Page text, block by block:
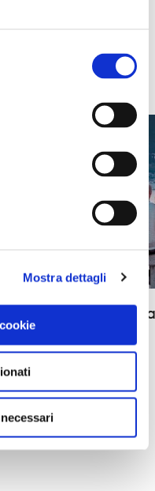
Mostra dettagli
XXVII
del